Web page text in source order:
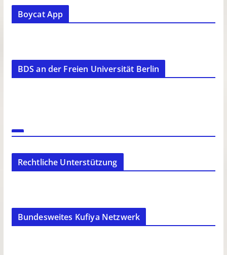
Boycat App
BDS an der Freien Universität Berlin
Rechtliche Unterstützung
Bundesweites Kufiya Netzwerk